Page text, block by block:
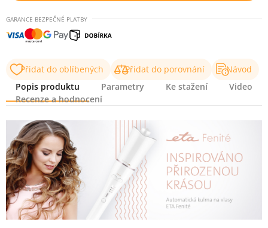
GARANCE BEZPEČNÉ PLATBY
Přidat do oblíbených Přidat do porovnání
Návod
Popis produktu
Parametry Ke stažení
Video
Recenze a hodnocení
Popis produktu